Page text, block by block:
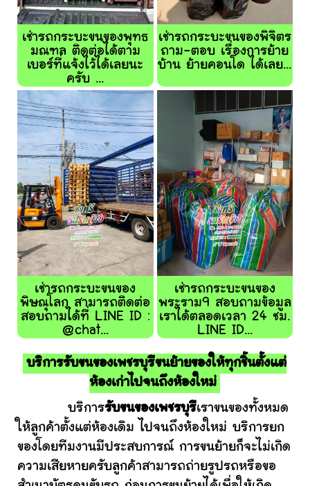
เช่ารถกระบะขนของพุทธ
มณฑล ติดต่อได้ตาม
เบอร์ที่แจ้งไว้ได้เลยนะ
ครับ ...
เช่ารถกระบะขนของพิจิตร
ถาม-ตอบ เรื่องการย้าย
บ้าน ย้ายคอนโด ได้เลย...
เช่ารถกระบะขนของ
พิษณุโลก สามารถติดต่อ
สอบถามได้ที่ LINE ID :
@chat...
เช่ารถกระบะขนของ
พระราม9 สอบถามข้อมูล
เราได้ตลอดเวลา 24 ชม.
LINE ID...
บริการรับขนของเพชรบุรีขนย้ายของให้ทุกชิ้นตั้งแต่
ห้องเก่าไปจนถึงห้องใหม่
บริการรับขนของเพชรบุรีเราขนของทั้งหมด
ให้ลูกค้าตั้งแต่ห้องเดิม ไปจนถึงห้องใหม่ บริการยก
ของโดยทีมงานมีประสบการณ์ การขนย้ายก็จะไม่เกิด
ความเสียหายครับลูกค้าสามารถถ่ายรูปรถหรือขอ